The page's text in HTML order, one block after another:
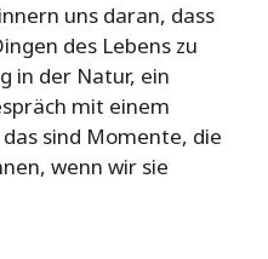
uns daran, dass
des Lebens zu
in der Natur, ein
mit einem
sind Momente, die
wenn wir sie